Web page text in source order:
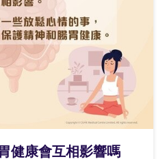
健康會互相影響嗎